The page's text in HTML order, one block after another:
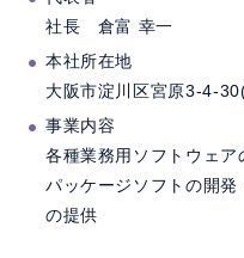
社長 倉富 幸一
本社所在地
大阪市淀川区宮原3-4-
事業内容
各種業務用ソフトウェア
パッケージソフトの開
の提供